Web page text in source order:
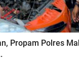
Propam Polres